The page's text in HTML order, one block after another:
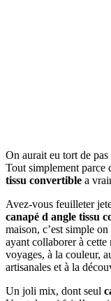
On aurait eu tort de
Tout simplement parce
tissu convertible a
Avez-vous feuilleter
canapé d angle tissu
maison, c’est simple
ayant collaborer à
voyages, à la couleur,
artisanales et à la
Un joli mix, dont seul